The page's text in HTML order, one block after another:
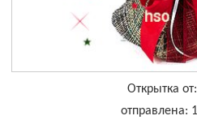
Открытка от:
отправлена: